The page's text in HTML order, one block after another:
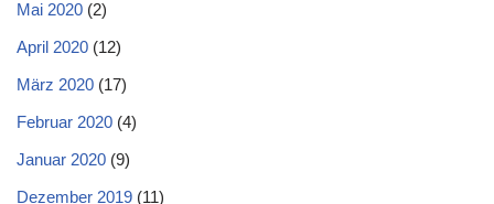
Mai 2020 (2)
April 2020 (12)
März 2020 (17)
Februar 2020 (4)
Januar 2020 (9)
Dezember 2019 (11)